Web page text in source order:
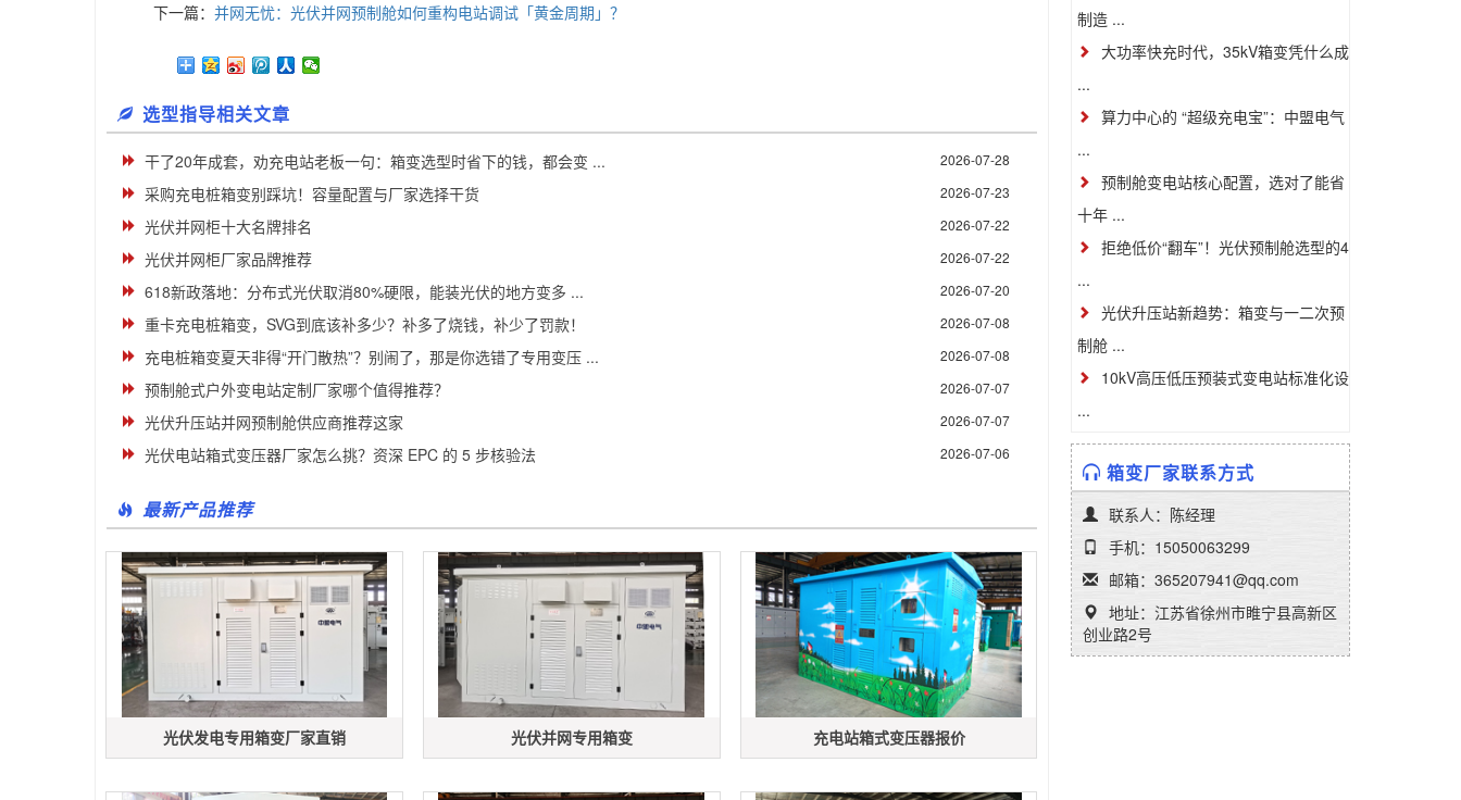
下一篇： 并网无忧：光伏并网预制舱如何重构电站调试「黄金周期」？
选型指导相关文章
干了20年成套，劝充电站老板一句：箱变选型时省下的钱，都会变 ... 2026-07-28
采购充电桩箱变别踩坑！容量配置与厂家选择干货 2026-07-23
光伏并网柜十大名牌排名 2026-07-22
光伏并网柜厂家品牌推荐 2026-07-22
618新政落地：分布式光伏取消80%硬限，能装光伏的地方变多 ... 2026-07-20
重卡充电桩箱变，SVG到底该补多少？补多了烧钱，补少了罚款！ 2026-07-08
充电桩箱变夏天非得“开门散热”？别闹了，那是你选错了专用变压 ... 2026-07-08
预制舱式户外变电站定制厂家哪个值得推荐？ 2026-07-07
光伏升压站并网预制舱供应商推荐这家 2026-07-07
光伏电站箱式变压器厂家怎么挑？资深 EPC 的 5 步核验法 2026-07-06
最新产品推荐
光伏发电专用箱变厂家直销 光伏并网专用箱变 充电站箱式变压器报价
制造 ...
大功率快充时代，35kV箱变凭什么成
...
算力中心的 “超级充电宝”：中盟电气
...
预制舱变电站核心配置，选对了能省
十年 ...
拒绝低价“翻车”！光伏预制舱选型的4
...
光伏升压站新趋势：箱变与一二次预
制舱 ...
10kV高压低压预装式变电站标准化设
...
箱变厂家联系方式
联系人：陈经理
手机：15050063299
邮箱：365207941@qq.com
地址：江苏省徐州市睢宁县高新区
创业路2号